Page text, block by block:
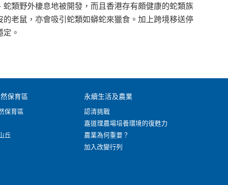
類野外棲息地被開發，而且香港存有頗健康的蛇類族
老鼠，亦會吸引蛇類如蟒蛇來獵食。加上跨境移送停
。
保育區
保育區
丘
永續生活及農業
認清挑戰
嘉道理農場培養環境的復甦力
農業為何重要？
加入改變行列